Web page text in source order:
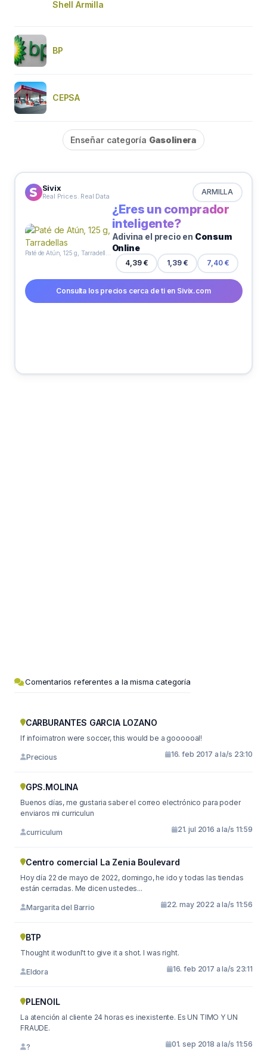
Shell Armilla
BP
CEPSA
Enseñar categoría Gasolinera
Sivix
Real Prices. Real Data ARMILLA
¿Eres un comprador
inteligente?
Adivina el precio en Consum
Online
4,39 € 1,39 € 7,40 €
Consulta los precios cerca de ti en Sivix.com
Comentarios referentes a la misma categoría
CARBURANTES GARCIA LOZANO
If infoimatron were soccer, this would be a goooooal!
Precious 16. feb 2017 a la/s 23:10
GPS.MOLINA
Buenos días, me gustaria saber el correo electrónico para poder
enviaros mi curriculun
curriculum 21. jul 2016 a la/s 11:59
Centro comercial La Zenia Boulevard
Hoy día 22 de mayo de 2022, domingo, he ido y todas las tiendas
están cerradas. Me dicen ustedes...
Margarita del Barrio 22. may 2022 a la/s 11:56
BTP
Thought it wodunl't to give it a shot. I was right.
Eldora 16. feb 2017 a la/s 23:11
PLENOIL
La atención al cliente 24 horas es inexistente. Es UN TIMO Y UN
FRAUDE.
? 01. sep 2018 a la/s 11:56